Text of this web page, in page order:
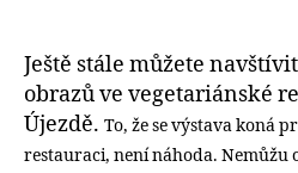
Ještě stále můžete
obrazů ve vegetariánské
Újezdě. To, že se výstava koná
restauraci, není náhoda. Nemůžu